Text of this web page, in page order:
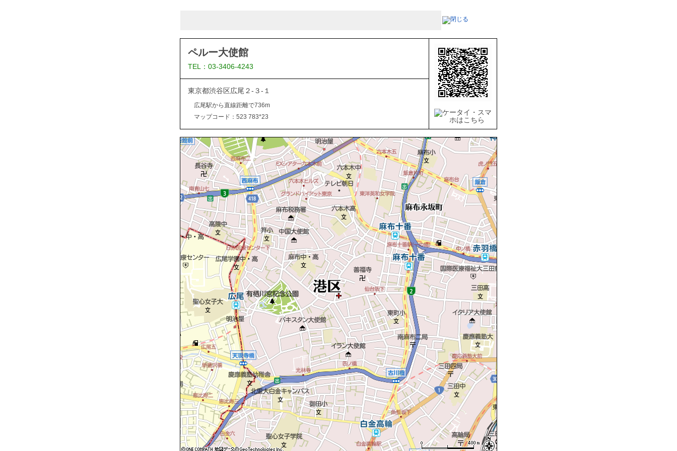
ペルー大使館
TEL：03-3406-4243
東京都渋谷区広尾２-３-１
広尾駅から直線距離で736m
マップコード：523 783*23